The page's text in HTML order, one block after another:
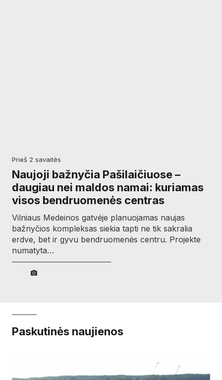
prieš 2 savaitės
Naujoji bažnyčia Pašilaičiuose –
daugiau nei maldos namai: kuriamas
visos bendruomenės centras
Vilniaus Medeinos gatvėje planuojamas naujas
bažnyčios kompleksas siekia tapti ne tik sakralia
erdve, bet ir gyvu bendruomenės centru. Projekte
numatyta…
Paskutinės naujienos